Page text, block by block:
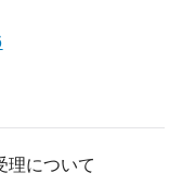
理について